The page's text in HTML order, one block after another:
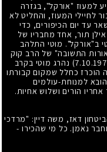
למעוז "אורקל", בגזרה
לחיילי המעוז, והחליט לא
עד יום הכיפורים, כדי
תור, אחד מחבריו של
ב"אורקל". מוטי התלהב
התשובה" של הרב קוק
נהרג מוטי בקרב
הוכרז כחלל שמקום קבורתו
למנוחת-עולמים
הורים ושלוש אחיות.
דאז, משה דיין: "מרדכי
נאמן. כל מי שהכירו -